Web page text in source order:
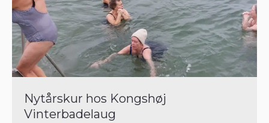
Nytårskur hos Kongshøj
Vinterbadelaug